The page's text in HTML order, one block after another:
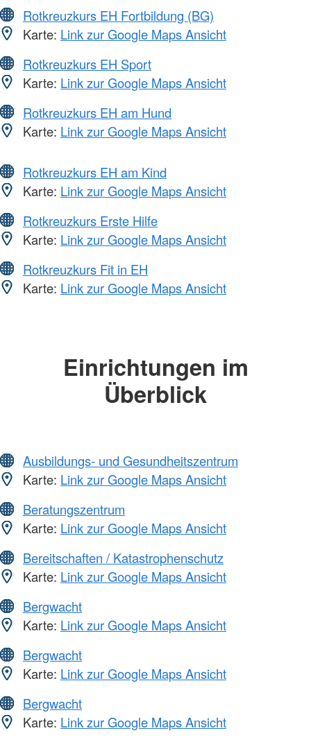
Rotkreuzkurs EH Fortbildung (BG)
Karte: Link zur Google Maps Ansicht
Rotkreuzkurs EH Sport
Karte: Link zur Google Maps Ansicht
Rotkreuzkurs EH am Hund
Karte: Link zur Google Maps Ansicht
Rotkreuzkurs EH am Kind
Karte: Link zur Google Maps Ansicht
Rotkreuzkurs Erste Hilfe
Karte: Link zur Google Maps Ansicht
Rotkreuzkurs Fit in EH
Karte: Link zur Google Maps Ansicht
Einrichtungen im
Überblick
Ausbildungs- und Gesundheitszentrum
Karte: Link zur Google Maps Ansicht
Beratungszentrum
Karte: Link zur Google Maps Ansicht
Bereitschaften / Katastrophenschutz
Karte: Link zur Google Maps Ansicht
Bergwacht
Karte: Link zur Google Maps Ansicht
Bergwacht
Karte: Link zur Google Maps Ansicht
Bergwacht
Karte: Link zur Google Maps Ansicht